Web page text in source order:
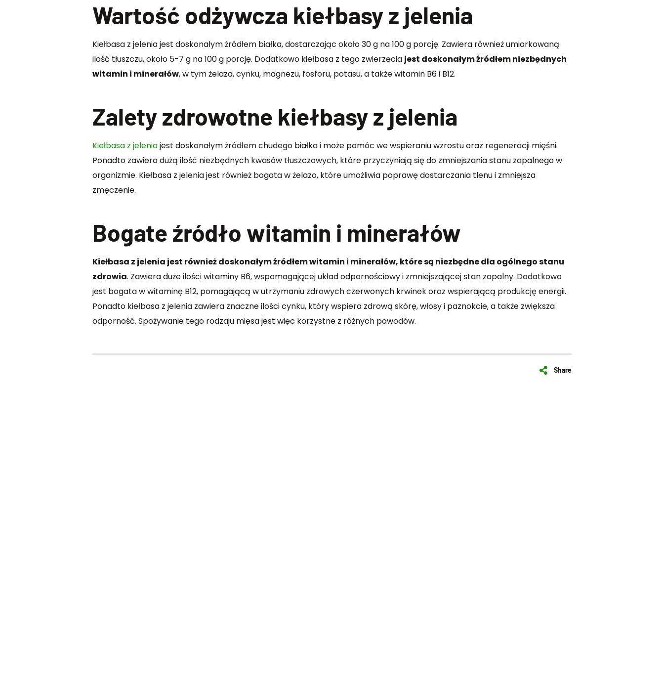
Wartość odżywcza kiełbasy z jelenia
Kiełbasa z jelenia jest doskonałym źródłem białka, dostarczając około 30 g na 100 g porcję. Zawiera również umiarkowaną
ilość tłuszczu, około 5-7 g na 100 g porcję. Dodatkowo kiełbasa z tego zwierzęcia jest doskonałym źródłem niezbędnych
witamin i minerałów, w tym żelaza, cynku, magnezu, fosforu, potasu, a także witamin B6 i B12.
Zalety zdrowotne kiełbasy z jelenia
Kiełbasa z jeleniajest doskonałym źródłem chudego białka i może pomóc we wspieraniu wzrostu oraz regeneracji mięśni.
Ponadto zawiera dużą ilość niezbędnych kwasów tłuszczowych, które przyczyniają się do zmniejszania stanu zapalnego w
organizmie. Kiełbasa z jelenia jest również bogata w żelazo, które umożliwia poprawę dostarczania tlenu i zmniejsza
zmęczenie.
Bogate źródło witamin i minerałów
Kiełbasa z jelenia jest również doskonałym źródłem witamin i minerałów, które są niezbędne dla ogólnego stanu
zdrowia. Zawiera duże ilości witaminy B6, wspomagającej układ odpornościowy i zmniejszającej stan zapalny. Dodatkowo
jest bogata w witaminę B12, pomagającą w utrzymaniu zdrowych czerwonych krwinek oraz wspierającą produkcję energii.
Ponadto kiełbasa z jelenia zawiera znaczne ilości cynku, który wspiera zdrową skórę, włosy i paznokcie, a także zwiększa
odporność. Spożywanie tego rodzaju mięsa jest więc korzystne z różnych powodów.
Share